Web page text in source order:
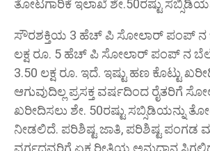
ತೋಟಗಾರಿಕೆ ಇಲಾಖೆ ಶೇ.50ರಷ್ಟು
ಸೌರಶಕ್ತಿಯ 3 ಹೆಚ್ ಪಿ ಸೋಲಾರ್ ಪಂಪ್ ನ
ಲಕ್ಷ ರೂ. 5 ಹೆಚ್ ಪಿ ಸೋಲಾರ್ ಪಂಪ್ ನ
3.50 ಲಕ್ಷ ರೂ. ಇದೆ. ಇಷ್ಟು ಹಣ ಕೊಟ್ಟು
ಆಗುವುದಿಲ್ಲ ಪ್ರಸಕ್ತ ವರ್ಷದಿಂದ ರೈತರಿಗೆ
ಖರೀದಿಸಲು ಶೇ. 50ರಷ್ಟು ಸಬ್ಸಿಡಿಯನ್ನು
ನೀಡಲಿದೆ. ಪರಿಶಿಷ್ಟ ಜಾತಿ, ಪರಿಶಿಷ್ಟ ಪಂಗಡ